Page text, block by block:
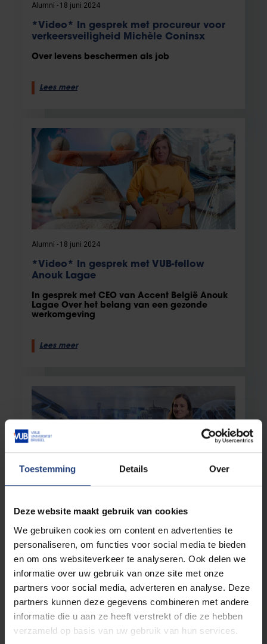
Toestemming Details Over
Deze website maakt gebruik van cookies
We gebruiken cookies om content en advertenties te
personaliseren, om functies voor social media te bieden
en om ons websiteverkeer te analyseren. Ook delen we
informatie over uw gebruik van onze site met onze
partners voor social media, adverteren en analyse. Deze
partners kunnen deze gegevens combineren met andere
informatie die u aan ze heeft verstrekt of die ze hebben
verzameld op basis van uw gebruik van hun services.
Alumni 18 juni 2024
*Video* In gesprek met procureur voor
verkeersveiligheid Michèle Coninsx
Over levens beschermen als job
Lees meer
Alumni 18 juni 2024
*Video* In gesprek met VUB-fellow
Anouk Lagae
In gesprek met CEO van Accent België Anouk
Lagae Over het belang van een gezonde
werkomgeving
Lees meer
Operations Manager Khadija Rhioui
Over de hoop die kankeronderzoek biedt
Lees meer